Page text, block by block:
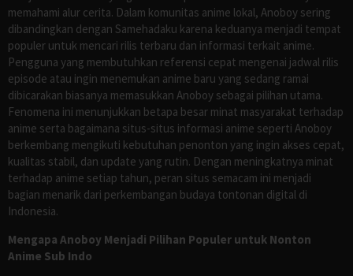
memahami alur cerita. Dalam komunitas anime lokal, Anoboy sering
dibandingkan dengan Samehadaku karena keduanya menjadi tempat
populer untuk mencari rilis terbaru dan informasi terkait anime.
Pengguna yang membutuhkan referensi cepat mengenai jadwal rilis
episode atau ingin menemukan anime baru yang sedang ramai
dibicarakan biasanya memasukkan Anoboy sebagai pilihan utama.
Fenomena ini menunjukkan betapa besar minat masyarakat terhadap
anime serta bagaimana situs-situs informasi anime seperti Anoboy
berkembang mengikuti kebutuhan penonton yang ingin akses cepat,
kualitas stabil, dan update yang rutin. Dengan meningkatnya minat
terhadap anime setiap tahun, peran situs semacam ini menjadi
bagian menarik dari perkembangan budaya tontonan digital di
Indonesia.
Mengapa Anoboy Menjadi Pilihan Populer untuk Nonton
Anime Sub Indo